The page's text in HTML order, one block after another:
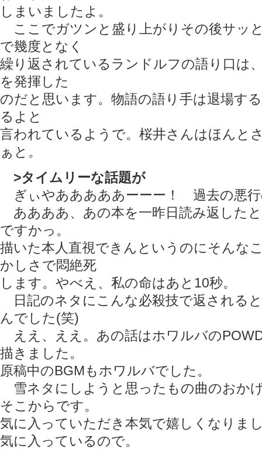
しまいましたよ。
ここでガツンと盛り上がりその後サッ
で幾度となく
繰り返されているランドルフの語り口は
を発揮した
のだと思います。物語の語り手は退場す
るよと
言われているようで。桜井さんはほんと
ぁと。
>タイムリーな話題が
ぎぃやあああああーーー！ 過去の悪行
ああああ、あの本を一昨日読み返した
ですかっ。
描いた本人直視できんというのにそんな
かしさで悶絶死
します。やべえ、私の命はあと10秒。
日記のネタにこんな必殺技で返される
んでした(笑)
ええ、ええ。あの話はホワルバの
描きました。
原稿中のBGMもホワルバでした。
雪ネタにしようと思ったもの曲のおか
そこからです。
気に入っていただき本気で嬉しくなりま
気に入っているので。